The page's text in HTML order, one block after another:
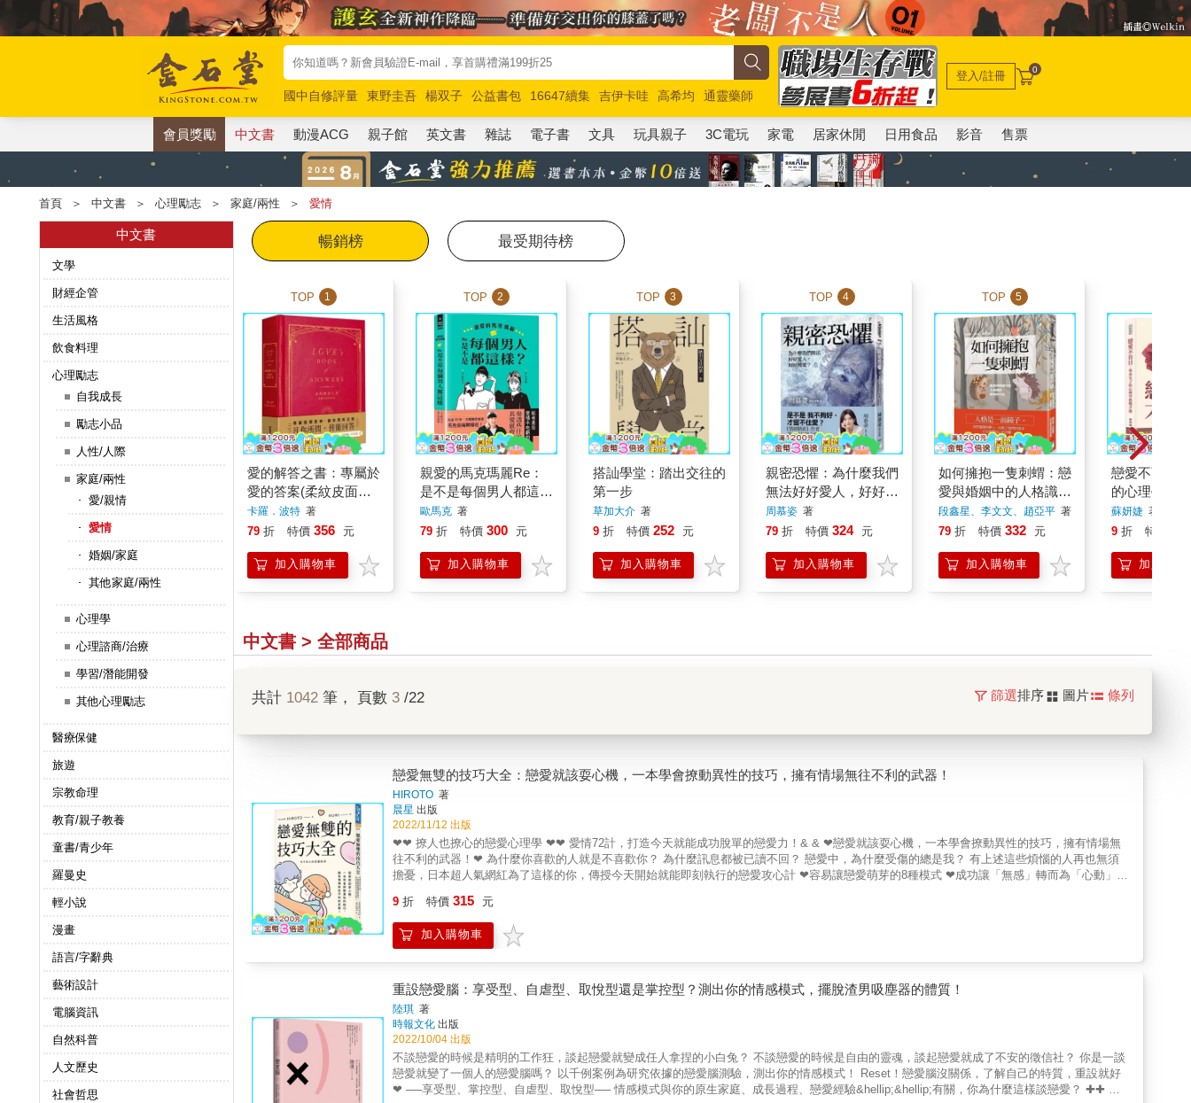
國中自修評量 東野圭吾 楊双子 公益書包 16647續集 吉伊卡哇 高希均
通靈藥師
唯紅花綻放
奧德賽 路邊攤新作 馬斯克 玩具總動員5 超慢跑
登入/註冊 0
會員獎勵 中文書 動漫ACG 親子館 英文書 雜誌 電子書 文具 玩具親子 3C電玩 家電 居家休閒 日用食品 影音 售票
首頁 ＞ 中文書 ＞ 心理勵志 ＞ 家庭/兩性 ＞ 愛情
中文書
文學
財經企管
生活風格
飲食料理
心理勵志
自我成長
勵志小品
人性/人際
家庭/兩性
愛/親情
愛情
婚姻/家庭
其他家庭/兩性
心理學
心理諮商/治療
學習/潛能開發
其他心理勵志
醫療保健
旅遊
宗教命理
教育/親子教養
童書/青少年
羅曼史
輕小說
漫畫
語言/字辭典
藝術設計
電腦資訊
自然科普
人文歷史
社會哲思
暢銷榜 最受期待榜
TOP 1
愛的解答之書：專屬於
愛的答案(柔紋皮面燙
金＋方背穿線精裝)
卡羅．波特著
79 折 特價 356 元
加入購物車
TOP 2
親愛的馬克瑪麗Re：
是不是每個男人都這
樣？
歐馬克著
79 折 特價 300 元
加入購物車
TOP 3
搭訕學堂：踏出交往的
第一步
草加大介著
9 折 特價 252 元
加入購物車
TOP 4
親密恐懼：為什麼我們
無法好好愛人，好好被
愛？
周慕姿著
79 折 特價 324 元
加入購物車
TOP 5
如何擁抱一隻刺蝟：戀
愛與婚姻中的人格識
別、接納與付出
段鑫星、李文文、趙亞平著
79 折 特價 332 元
加入購物車
戀愛不盲目
的心理學教
蘇妍婕著
9 折 特價
加入購物
中文書 > 全部商品
共計 1042 筆， 頁數 3 /22 篩選排序 圖片 條列
戀愛無雙的技巧大全：戀愛就該耍心機，一本學會撩動異性的技巧，擁有情場無往不利的武器！
HIROTO 著
晨星 出版
2022/11/12 出版
❤❤ 撩人也撩心的戀愛心理學 ❤❤ 愛情72計，打造今天就能成功脫單的戀愛力！& & ❤戀愛就該耍心機，一本學會撩動異性的技巧，擁有情場無
往不利的武器！❤ 為什麼你喜歡的人就是不喜歡你？ 為什麼訊息都被已讀不回？ 戀愛中，為什麼受傷的總是我？ 有上述這些煩惱的人再也無須
擔憂，日本超人氣網紅為了這樣的你，傳授今天開始就能即刻執行的戀愛攻心計 ❤容易讓戀愛萌芽的8種模式 ❤成功讓「無感」轉而為「心動」的
&hellip;&hellip;.等等 & ❤男女皆適用，獻給&mdash;&mdash;❤ 期待脫單的你 戀愛小白 容易受傷的高敏感族群 總是缺乏安全感的你 一談戀愛就
患得患失的你 想突破友達以上，戀人未滿的狀態 想構築穩定理想關係的你 還附有12大類型攻略法喔！！ & ❤超強戀愛技巧解說大全！助你一出
手就脫單❤ 有了這本書，就像擁有魔法，幫助你解決各種戀愛的疑難雜症，只要喜歡上誰就能手到擒來，你可千萬小心！ & 本書特色 & 1.本書將
也很適用！ &
9 折 特價 315 元
加入購物車
重設戀愛腦：享受型、自虐型、取悅型還是掌控型？測出你的情感模式，擺脫渣男吸塵器的體質！
陸琪 著
時報文化 出版
2022/10/04 出版
不談戀愛的時候是精明的工作狂，談起戀愛就變成任人拿捏的小白兔？ 不談戀愛的時候是自由的靈魂，談起戀愛就成了不安的徵信社？ 你是一談
戀愛就變了一個人的戀愛腦嗎？ 以千例案例為研究依據的戀愛腦測驗，測出你的情感模式！ Reset！戀愛腦沒關係，了解自己的特質，重設就好
❤ ──享受型、掌控型、自虐型、取悅型── 情感模式與你的原生家庭、成長過程、戀愛經驗&hellip;&hellip;有關，你為什麼這樣談戀愛？ ✚✚ 先